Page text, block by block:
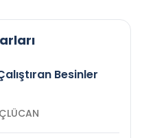
Besinler
GÜÇLÜCAN